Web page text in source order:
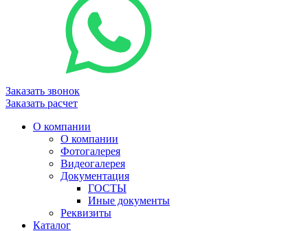
Заказать звонок
Заказать расчет
О компании
О компании
Фотогалерея
Видеогалерея
Документация
ГОСТЫ
Иные документы
Реквизиты
Каталог